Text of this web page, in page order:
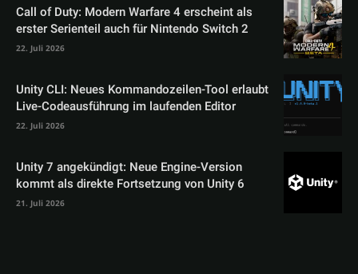
Call of Duty: Modern Warfare 4 erscheint als
erster Serienteil auch für Nintendo Switch 2
22. Juli 2026
Unity CLI: Neues Kommandozeilen-Tool erlaubt
Live-Codeausführung im laufenden Editor
22. Juli 2026
Unity 7 angekündigt: Neue Engine-Version
kommt als direkte Fortsetzung von Unity 6
21. Juli 2026